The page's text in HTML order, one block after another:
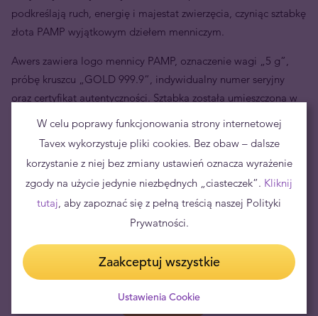
podkreślają ruch, energię i majestat zwierzęcia, czyniąc sztabkę
złota PAMP wyjątkowym dziełem menniczym.
Awers zawiera logo mennicy PAMP, oznaczenie wagi „5 g”,
próbę kruszcu „GOLD 999.9”, indywidualny numer seryjny
oraz certyfikat autentyczności. Sztabka została umieszczona w
charakterystycznym opakowaniu CertiPAMP.
W celu poprawy funkcjonowania strony internetowej
Tavex wykorzystuje pliki cookies. Bez obaw – dalsze
korzystanie z niej bez zmiany ustawień oznacza wyrażenie
zgody na użycie jedynie niezbędnych „ciasteczek”. Kliknij
tutaj, aby zapoznać się z pełną treścią naszej Polityki
Prywatności.
Zaakceptuj wszystkie
Ustawienia Cookie